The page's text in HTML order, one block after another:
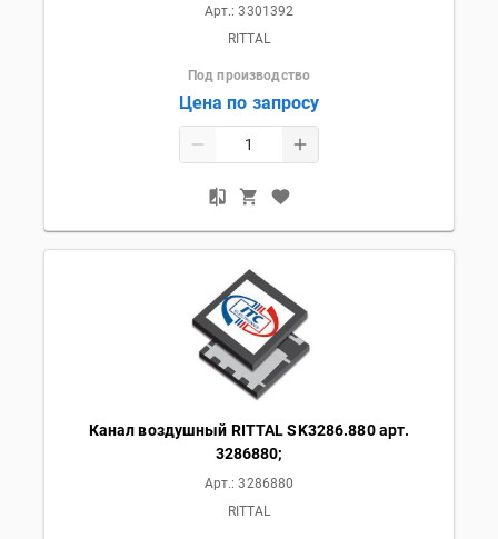
Арт.:3301392
RITTAL
Под производство
Цена по запросу
Канал воздушный RITTAL SK3286.880 арт.
3286880;
Арт.:3286880
RITTAL